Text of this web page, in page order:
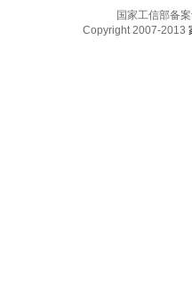
国家工信部备
Copyright 2007-2013